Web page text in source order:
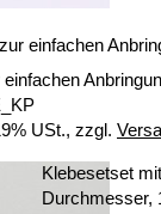
einfachen
USt., zzgl.
Klebesetset
Durchmesser,